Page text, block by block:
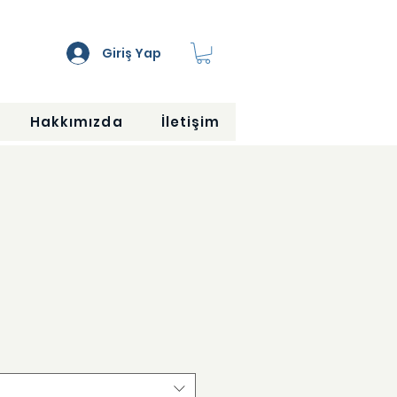
Giriş Yap
Hakkımızda İletişim